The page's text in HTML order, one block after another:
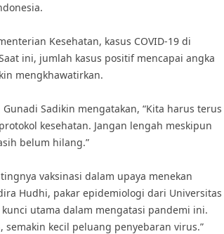
Kesehatan, kasus COVID-19 di
ini, jumlah kasus positif mencapai angka
mengkhawatirkan.
Sadikin mengatakan, “Kita harus terus
kesehatan. Jangan lengah meskipun
belum hilang.”
vaksinasi dalam upaya menekan
Hudhi, pakar epidemiologi dari Universitas
utama dalam mengatasi pandemi ini.
semakin kecil peluang penyebaran virus.”